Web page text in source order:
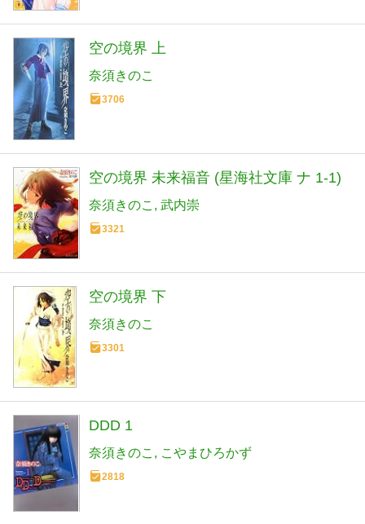
空の境界 上
奈須きのこ
3706
空の境界 未来福音 (星海社文庫 ナ 1-1)
奈須きのこ 武内崇
3321
空の境界 下
奈須きのこ
3301
DDD 1
奈須きのこ こやまひろかず
2818